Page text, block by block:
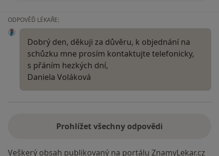
ODPOVĚĎ LÉKAŘE:
Dobrý den, děkuji za důvěru, k objednání na
schůzku mne prosím kontaktujte telefonicky,
s přáním hezkých dní,
Daniela Voláková
Prohlížet všechny odpovědi
Veškerý obsah publikovaný na portálu ZnamyLekar.cz